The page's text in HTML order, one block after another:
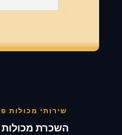
שירותי מכולות
השכרת מכולות